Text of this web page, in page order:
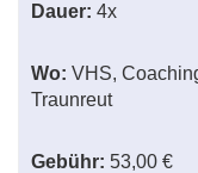
Dauer: 4x
Wo: VHS,
Traunreut
Gebühr: 53,00 €